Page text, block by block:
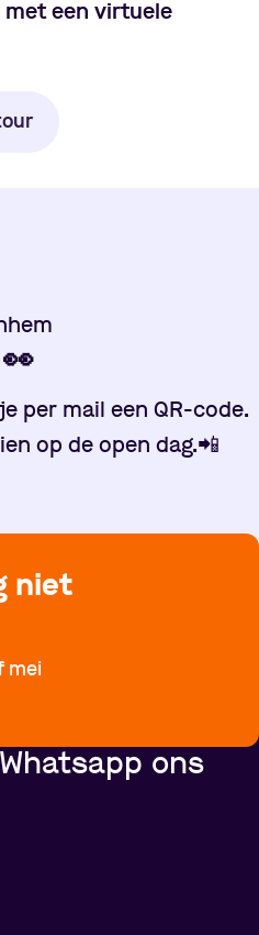
een virtuele
👀
per mail een QR-code.
op de open dag.📲
niet
mei
ons